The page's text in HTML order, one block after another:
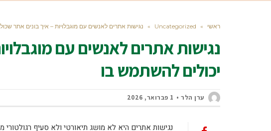
ראשי »
Uncategorized
» נגישות אתרים לאנשים עם מוגבלויות – איך בונים אתר
נגישות אתרים לאנשים עם
יכולים להשתמש בו
ערן הלר 1 פברואר, 2026
נגישות אתרים היא לא מושג תיאורטי ולא סעיף רגולטורי